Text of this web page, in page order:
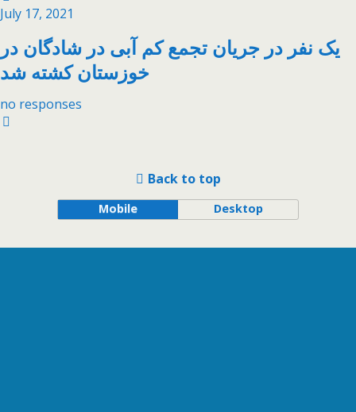
July 17, 2021
یک نفر در جریان تجمع کم آبی در شادگان در
خوزستان کشته شد
no responses
Back to top
Mobile Desktop